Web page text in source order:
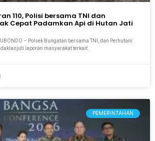
110, Polisi bersama TNI dan
Cepat Padamkan Api di Hutan Jati
– Polsek Bungatan bersama TNI, dan Perhutani
laporan masyarakat terkait
PEMERINTAHAN